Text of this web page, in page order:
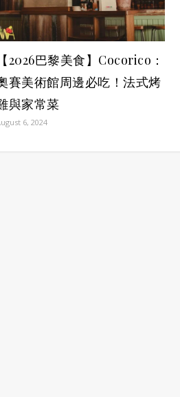
【2026巴黎美食】Cocorico：
賽美術館周邊必吃！法式烤
與家常菜
6, 2024